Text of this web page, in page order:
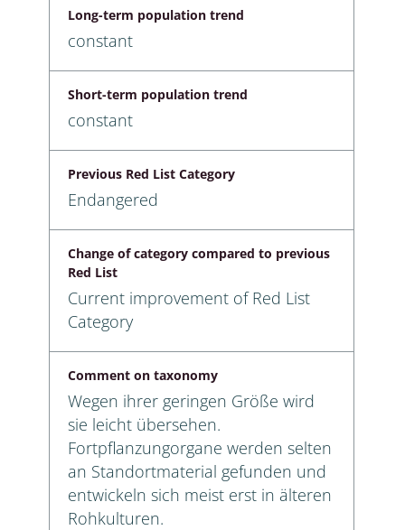
Long-term population trend
constant
Short-term population trend
constant
Previous Red List Category
Endangered
Change of category compared to previous
Red List
Current improvement of Red List
Category
Comment on taxonomy
Wegen ihrer geringen Größe wird
sie leicht übersehen.
Fortpflanzungorgane werden selten
an Standortmaterial gefunden und
entwickeln sich meist erst in älteren
Rohkulturen.